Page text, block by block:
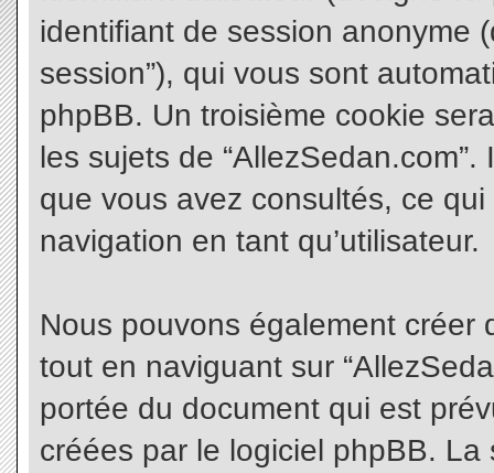
identifiant de session anonyme
session”), qui vous sont
phpBB. Un troisième cookie
les sujets de
que vous avez consultés, ce
navigation en tant qu’utilisateur.
Nous pouvons également créer
tout en naviguant sur
portée du document qui est
créées par le logiciel phpBB.